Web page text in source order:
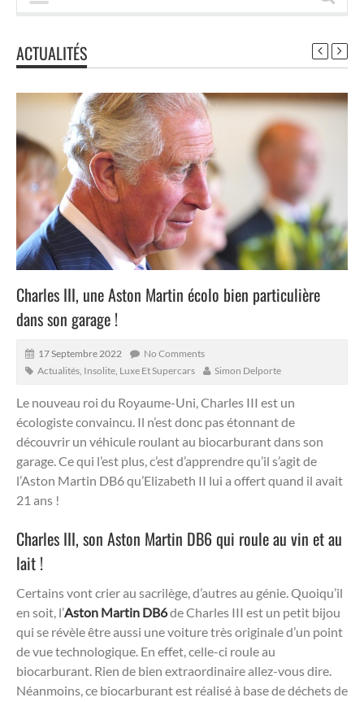
ACTUALITÉS
Charles III, une Aston Martin écolo bien particulière
dans son garage !
17 Septembre 2022
No Comments
Actualités Insolite Luxe Et Supercars Simon Delporte
Le nouveau roi du Royaume-Uni, Charles III est un
écologiste convaincu. Il n’est donc pas étonnant de
découvrir un véhicule roulant au biocarburant dans son
garage. Ce qui l’est plus, c’est d’apprendre qu’il s’agit de
l’Aston Martin DB6 qu’Elizabeth II lui a offert quand il avait
21 ans !
Charles III, son Aston Martin DB6 qui roule au vin et au
lait !
Certains vont crier au sacrilège, d’autres au génie. Quoiqu’il
en soit, l’Aston Martin DB6de Charles III est un petit bijou
qui se révèle être aussi une voiture très originale d’un point
de vue technologique. En effet, celle-ci roule au
biocarburant. Rien de bien extraordinaire allez-vous dire.
Néanmoins, ce biocarburant est réalisé à base de déchets de